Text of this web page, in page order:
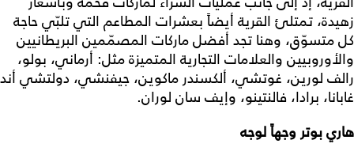
زهيدة، تمتلئ القرية أيضاً بعشرات المطاعم التي تلبّي حاجة
كل متسوّق، وهنا تجد أفضل ماركات المصمّمين البريطانيين
والأوروبيين والعلامات التجارية المتميزة مثل: أرماني، بولو،
رالف لورين، غوتشي، ألكسندر ماكوين، جيفنشي، دولتشي أند
غابانا، برادا، فالنتينو، وإيف سان لوران.
هاري بوتر وجهاً لوجه